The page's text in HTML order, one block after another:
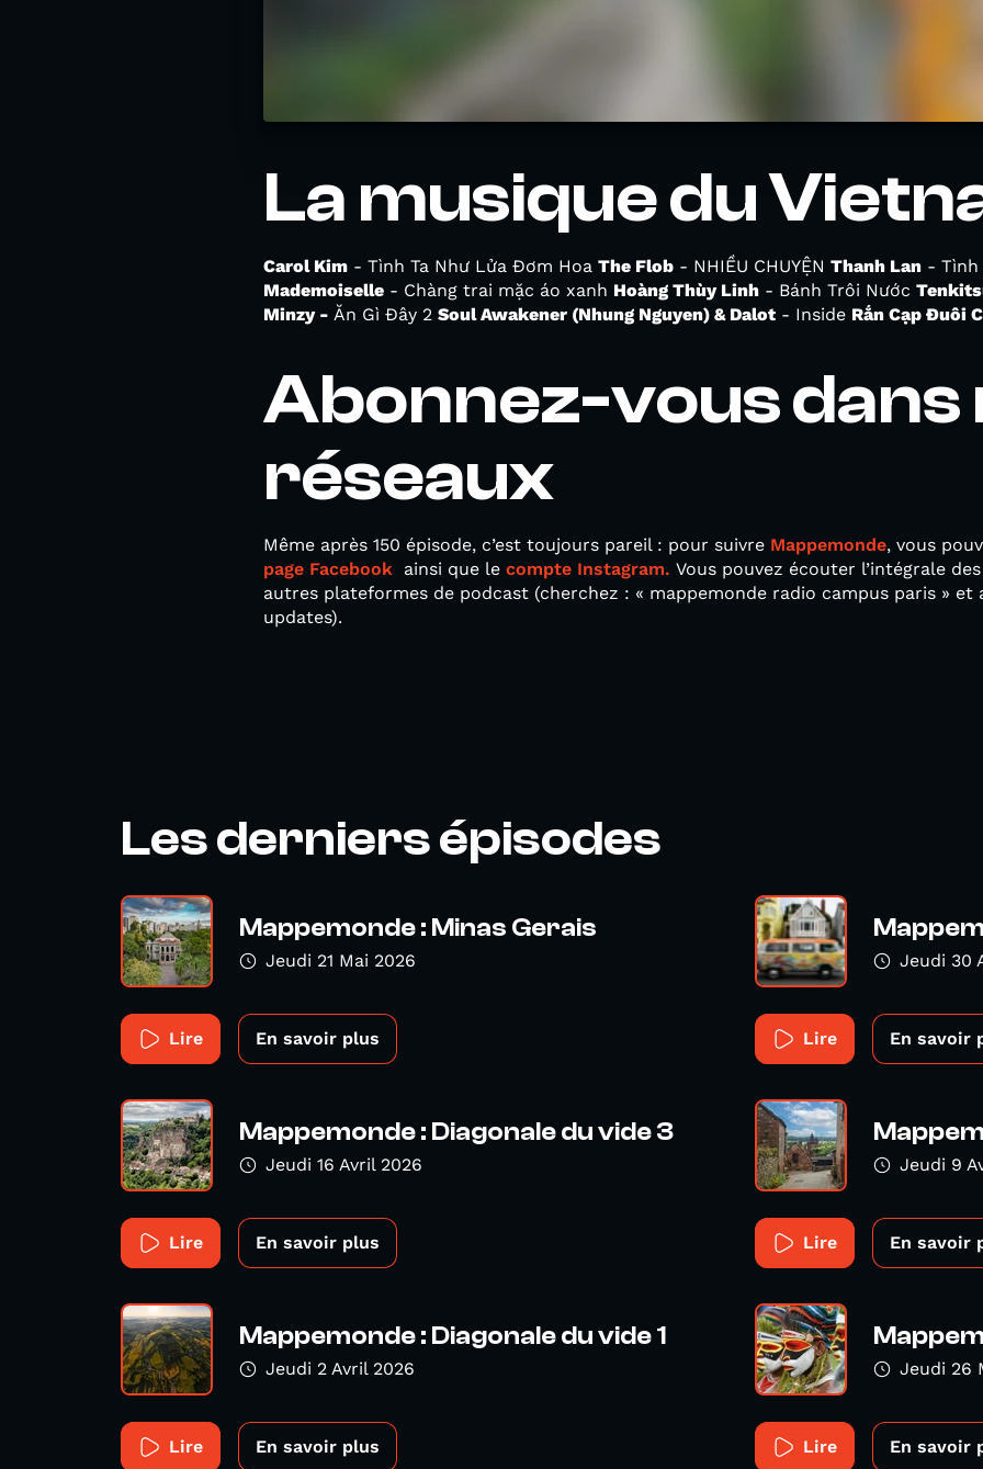
La musique du
Carol Kim - Tình Ta Như Lửa Đơm Hoa The Flob - NHIỀU CHUYỆN Thanh Lan - Tình
Mademoiselle - Chàng trai mặc áo xanh Hoàng Thùy Linh - Bánh Trôi Nước
Minzy - Ăn Gì Đây 2 Soul Awakener (Nhung Nguyen) & Dalot - Inside Rắn Cạp Đuôi
Abonnez-vous dans
réseaux
Même après 150 épisode, c’est toujours pareil : pour suivre Mappemonde, vous
page Facebook ainsi que le compte Instagram. Vous pouvez écouter l’intégrale
autres plateformes de podcast (cherchez : « mappemonde radio campus paris » et
updates).
Les derniers épisodes
Mappemonde : Minas Gerais
Jeudi 21 Mai 2026
Lire En savoir plus
Jeudi 30
Lire En savoir
Mappemonde : Diagonale du vide 3
Jeudi 16 Avril 2026
Lire En savoir plus
Jeudi 9
Lire En savoir
Mappemonde : Diagonale du vide 1
Jeudi 2 Avril 2026
Lire En savoir plus
Jeudi 26
Lire En savoir